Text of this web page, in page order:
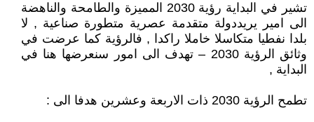
تشير في البداية رؤية 2030 المميزة والطامحة والناهضة
الى امير يريددولة متقدمة عصرية متطورة صناعية , لا
بلدا نفطيا متكاسلا خاملا راكدا , فالرؤية كما عرضت في
وثائق الرؤية 2030 – تهدف الى امور سنعرضها هنا في
البداية ,
تطمح الرؤية 2030 ذات الاربعة وعشرين هدفا الى :